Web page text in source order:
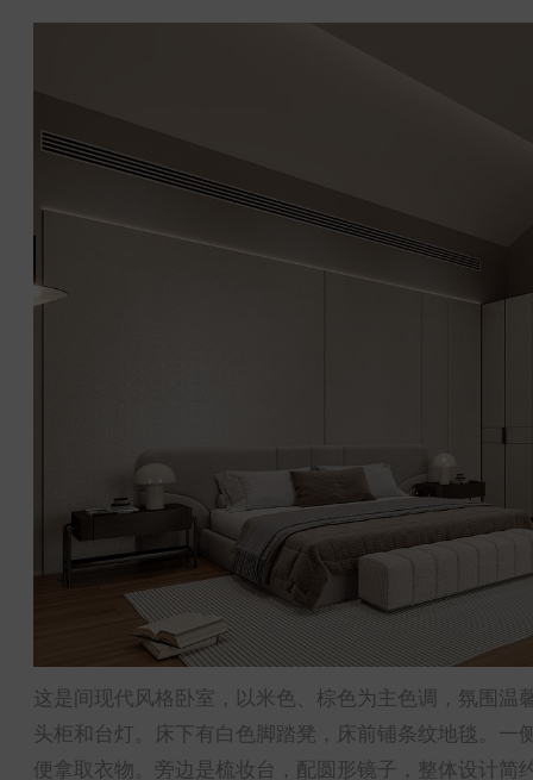
这是间现代风格卧室，以米色、棕色为主色调，氛围
头柜和台灯。床下有白色脚踏凳，床前铺条纹地毯。
便拿取衣物。旁边是梳妆台，配圆形镜子，整体设计简